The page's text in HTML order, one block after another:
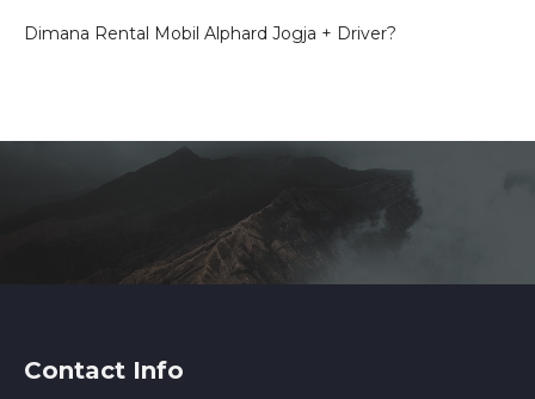
Dimana Rental Mobil Alphard Jogja + Driver?
Contact Info